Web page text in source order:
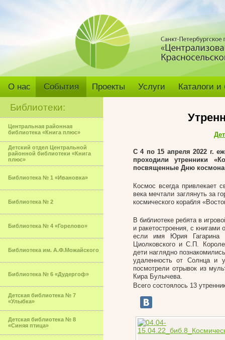
О нас События Проекты Услуги Каталоги
Библиотеки:
Центральная районная
библиотека «Книга плюс»
Детский отдел Центральной
районной библиотеки «Книга
плюс»
Библиотека № 1 «Ивановка»
Библиотека № 2
Библиотека № 4 «Горелово»
Библиотека им. А.Ф.Можайского
Библиотека № 6 «Дудергоф»
Детская библиотека № 7
«Улыбка»
Детская библиотека № 8
«Синяя птица»
С 4 по 15 апреля 2022 г.
проходили утренники
посвященные Дню
Космос всегда привлекает
века мечтали заглянуть за
космического корабля
В библиотеке ребята в
и ракетостроения, с
если имя Юрия Гагарина
Циолковского и С.П.
дети наглядно
удаленность от Солнца и
посмотрели отрывок из
Кира Булычева.
Всего состоялось 13